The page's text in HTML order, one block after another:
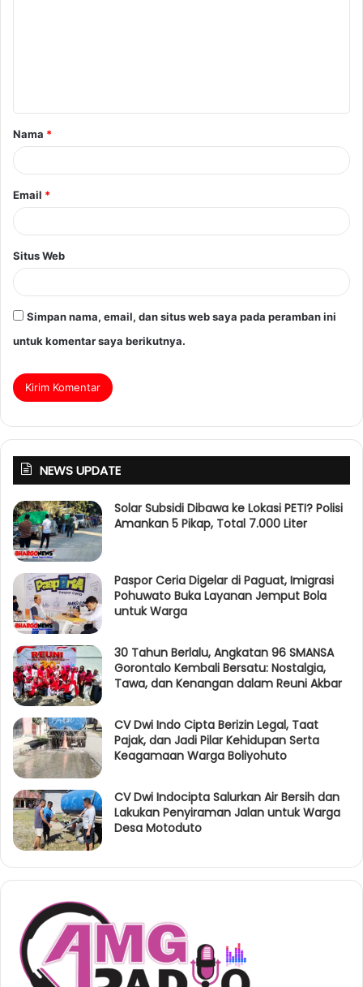
Nama *
Email *
Situs Web
Simpan nama, email, dan situs web saya pada peramban ini
untuk komentar saya berikutnya.
NEWS UPDATE
Solar Subsidi Dibawa ke Lokasi PETI? Polisi
Amankan 5 Pikap, Total 7.000 Liter
Paspor Ceria Digelar di Paguat, Imigrasi
Pohuwato Buka Layanan Jemput Bola
untuk Warga
30 Tahun Berlalu, Angkatan 96 SMANSA
Gorontalo Kembali Bersatu: Nostalgia,
Tawa, dan Kenangan dalam Reuni Akbar
CV Dwi Indo Cipta Berizin Legal, Taat
Pajak, dan Jadi Pilar Kehidupan Serta
Keagamaan Warga Boliyohuto
CV Dwi Indocipta Salurkan Air Bersih dan
Lakukan Penyiraman Jalan untuk Warga
Desa Motoduto